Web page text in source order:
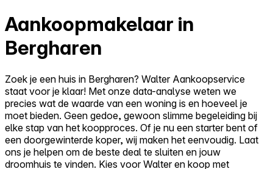
Aankoopmakelaar in
Bergharen
Zoek je een huis in Bergharen? Walter Aankoopservice
staat voor je klaar! Met onze data-analyse weten we
precies wat de waarde van een woning is en hoeveel je
moet bieden. Geen gedoe, gewoon slimme begeleiding bij
elke stap van het koopproces. Of je nu een starter bent of
een doorgewinterde koper, wij maken het eenvoudig. Laat
ons je helpen om de beste deal te sluiten en jouw
droomhuis te vinden. Kies voor Walter en koop met